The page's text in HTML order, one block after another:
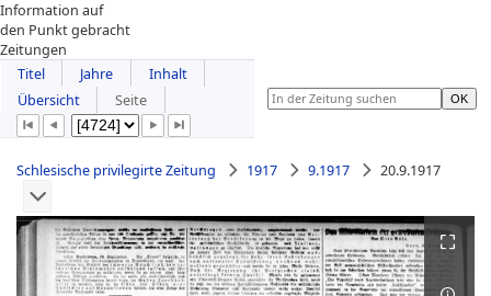
Information auf
den Punkt gebracht
Zeitungen
Titel
Jahre
Inhalt
Übersicht
Seite
Schlesische privilegirte Zeitung 1917 9.1917 20.9.1917